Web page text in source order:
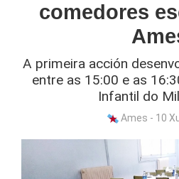
comedores
A primeira acción
entre as 15:00 e as
Infantil do
Ames - 10